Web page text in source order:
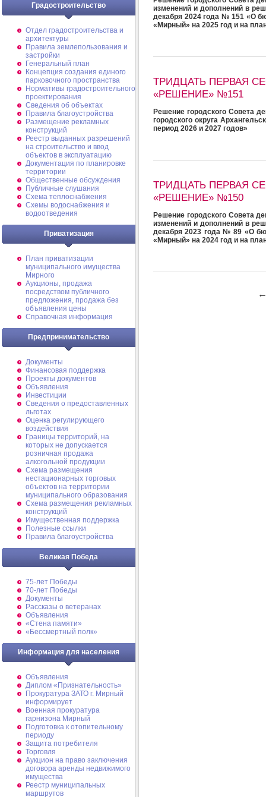
Градостроительство
Отдел градостроительства и
архитектуры
Правила землепользования и
застройки
Генеральный план
Концепция создания единого
парковочного пространства
Нормативы градостроительного
проектирования
Сведения об объектах
Правила благоустройства
Размещение рекламных
конструкций
Реестр выданных разрешений
на строительство и ввод
объектов в эксплуатацию
Документация по планировке
территории
Общественные обсуждения
Публичные слушания
Схема теплоснабжения
Схемы водоснабжения и
водоотведения
Приватизация
План приватизации
муниципального имущества
Мирного
Аукционы, продажа
посредством публичного
предложения, продажа без
объявления цены
Справочная информация
Предпринимательство
Документы
Финансовая поддержка
Проекты документов
Объявления
Инвестиции
Сведения о предоставленных
льготах
Оценка регулирующего
воздействия
Границы территорий, на
которых не допускается
розничная продажа
алкогольной продукции
Схема размещения
нестационарных торговых
объектов на территории
муниципального образования
Схема размещения рекламных
конструкций
Имущественная поддержка
Полезные ссылки
Правила благоустройства
Великая Победа
75-лет Победы
70-лет Победы
Документы
Рассказы о ветеранах
Объявления
«Стена памяти»
«Бессмертный полк»
Информация для населения
Объявления
Диплом «Признательность»
Прокуратура ЗАТО г. Мирный
информирует
Военная прокуратура
гарнизона Мирный
Подготовка к отопительному
периоду
Защита потребителя
Торговля
Аукцион на право заключения
договора аренды недвижимого
имущества
Реестр муниципальных
маршрутов
изменений и дополнений в
декабря 2024 года № 151 «О
«Мирный» на 2025 год и на
ТРИДЦАТЬ ПЕРВАЯ
«РЕШЕНИЕ» №151
Решение городского Совета
городского округа
период 2026 и 2027 годов»
ТРИДЦАТЬ ПЕРВАЯ
«РЕШЕНИЕ» №150
Решение городского Совета
изменений и дополнений в
декабря 2023 года № 89 «О
«Мирный» на 2024 год и на